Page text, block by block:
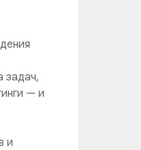
задач,
— и
и